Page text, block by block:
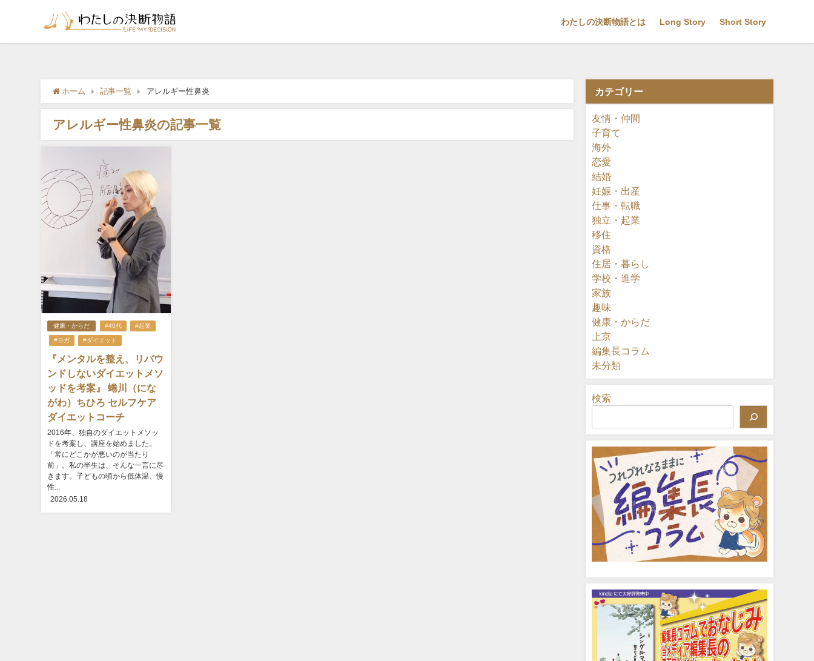
わたしの決断物語とは Long Story Short Story
ホーム 記事一覧 アレルギー性鼻炎
アレルギー性鼻炎の記事一覧
健康・からだ #40代 #起業
#ヨガ #ダイエット
『メンタルを整え、リバウ
ンドしないダイエットメソ
ッドを考案』 蜷川（にな
がわ）ちひろ セルフケア
ダイエットコーチ
2016年、独自のダイエットメソッ
ドを考案し、講座を始めました。
「常にどこかが悪いのが当たり
前」。私の半生は、そんな一言に尽
きます。子どもの頃から低体温、慢
性...
2026.05.18
カテゴリー
友情・仲間
子育て
海外
恋愛
結婚
妊娠・出産
仕事・転職
独立・起業
移住
資格
住居・暮らし
学校・進学
家族
趣味
健康・からだ
上京
編集長コラム
未分類
検索